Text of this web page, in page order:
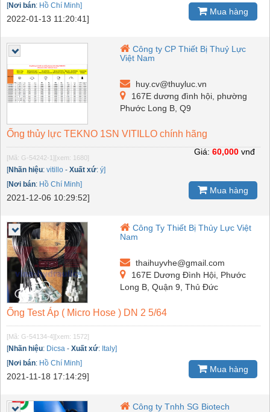
[Nơi bán: Hồ Chí Minh]
2022-01-13 11:20:41]
Mua hàng
Công ty CP Thiết Bị Thuỷ Lực
Việt Nam
huy.cv@thuyluc.vn
167E dương đình hội, phường
Phước Long B, Q9
Ống thủy lực TEKNO 1SN VITILLO chính hãng
[Mã: G-54242-1][xem: 1680]
[Nhãn hiệu: vitillo - Xuất xứ: ý]
[Nơi bán: Hồ Chí Minh]
2021-12-06 10:29:52]
Giá: 60,000 vnđ
Mua hàng
Công Ty Thiết Bị Thủy Lực Việt
Nam
thaihuyvhe@gmail.com
167E Dương Đình Hội, Phước
Long B, Quận 9, Thủ Đức
Ống Test Áp ( Micro Hose ) DN 2 5/64
[Mã: G-54134-4][xem: 1572]
[Nhãn hiệu: Dicsa - Xuất xứ: Italy]
[Nơi bán: Hồ Chí Minh]
2021-11-18 17:14:29]
Mua hàng
Công ty Tnhh SG Biotech